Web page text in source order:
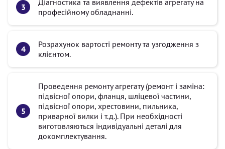
Діагностика та виявлення дефектів агрегату на
професійному обладнанні.
Розрахунок вартості ремонту та узгодження з
клієнтом.
Проведення ремонту агрегату (ремонт і заміна:
підвісної опори, фланця, шліцевої частини,
підвісної опори, хрестовини, пильника,
приварної вилки і т.д.). При необхідності
виготовляються індивідуальні деталі для
докомплектування.